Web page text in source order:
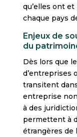
qu’elles ont et
chaque pays
Enjeux de
du
Dès lors que
d’entreprises
transitent
entreprise
à des
permettent à
étrangères de